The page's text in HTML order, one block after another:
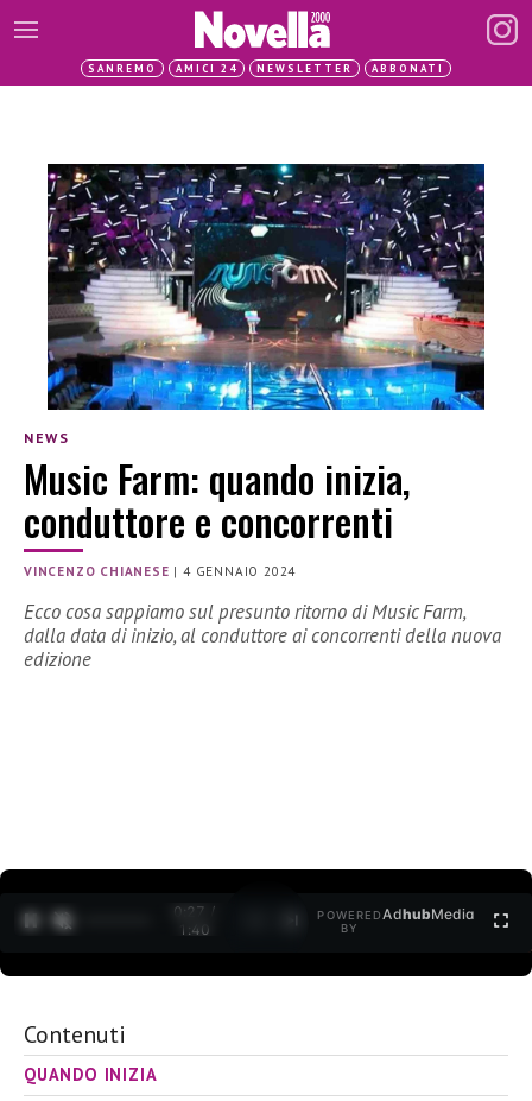
SANREMO AMICI 24 NEWSLETTER ABBONATI
NEWS
Music Farm: quando inizia,
conduttore e concorrenti
VINCENZO CHIANESE |4 GENNAIO 2024
Ecco cosa sappiamo sul presunto ritorno di Music Farm,
dalla data di inizio, al conduttore ai concorrenti della nuova
edizione
0:28 /
1:40
POWERED
BY
AdhubMedia
Contenuti
QUANDO INIZIA